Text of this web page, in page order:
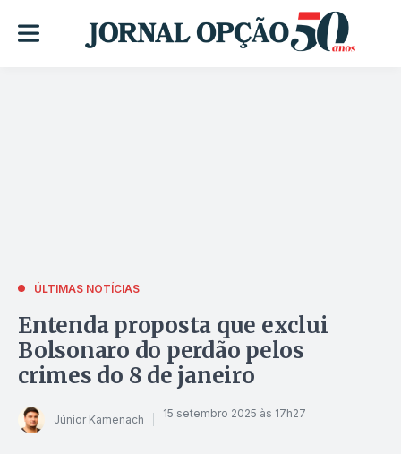
ÚLTIMAS NOTÍCIAS
Entenda proposta que exclui
Bolsonaro do perdão pelos
crimes do 8 de janeiro
Júnior Kamenach 15 setembro 2025 às 17h27